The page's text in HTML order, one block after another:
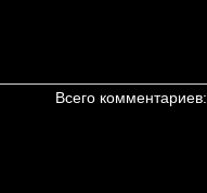
Всего комментариев: